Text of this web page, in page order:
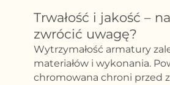
Trwałość i jakość –
zwrócić uwagę?
Wytrzymałość armatury
materiałów i wykonania.
chromowana chroni przed